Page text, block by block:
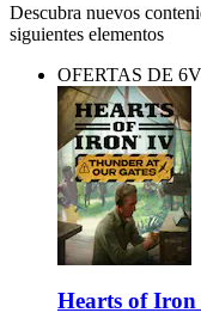
Descubra nuevos
siguientes elementos
OFERTAS DE
Hearts of